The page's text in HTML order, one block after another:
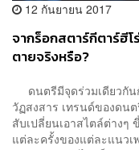
12 กันยายน 2017
จากร็อกสตาร์กีตาร์ฮี
ตายจริงหรือ?
ดนตรีมีจุดร่วมเดียวกัน
วัฏสงสาร เทรนด์ของดน
สับเปลี่ยนเอาสไตล์ต่าง
แต่ละครั้งของแต่ละแนวเ